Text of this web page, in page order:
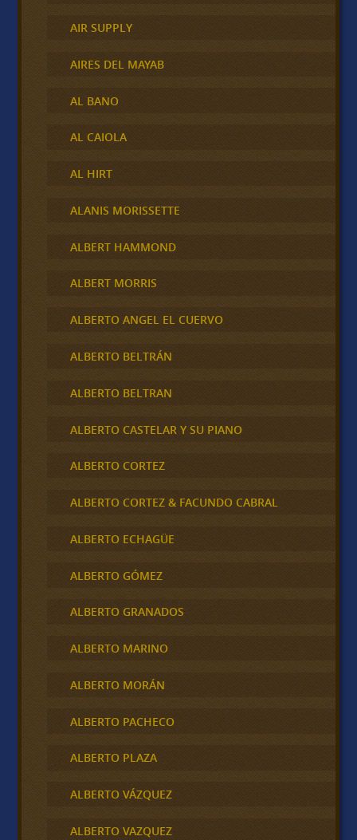
AIR SUPPLY
AIRES DEL MAYAB
AL BANO
AL CAIOLA
AL HIRT
ALANIS MORISSETTE
ALBERT HAMMOND
ALBERT MORRIS
ALBERTO ANGEL EL CUERVO
ALBERTO BELTRÁN
ALBERTO BELTRAN
ALBERTO CASTELAR Y SU PIANO
ALBERTO CORTEZ
ALBERTO CORTEZ & FACUNDO CABRAL
ALBERTO ECHAGÜE
ALBERTO GÓMEZ
ALBERTO GRANADOS
ALBERTO MARINO
ALBERTO MORÁN
ALBERTO PACHECO
ALBERTO PLAZA
ALBERTO VÁZQUEZ
ALBERTO VAZQUEZ